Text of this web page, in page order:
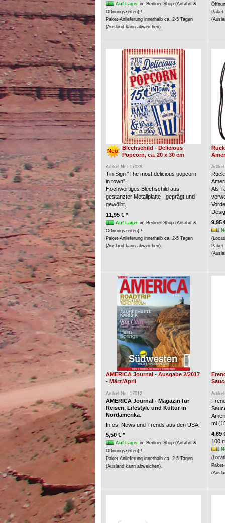
Auf Lagerim Berliner Shop (Anfahrt &
Öffnungszeiten) /
Paket-Anlieferung innerhalb ca. 2-5 Tagen
(Ausland kann abweichen).
Neu
Blechschild - Delicious
Popcorn, ca. 20 x 30 cm
Artikel-Nr.: 17028
Tin Sign "The most delicious popcorn
in town".
Hochwertiges Blechschild aus
gestanzter Metallplatte - geprägt und
gewölbt.
11,95 € *
Auf Lagerim Berliner Shop (Anfahrt &
Öffnungszeiten) /
Paket-Anlieferung innerhalb ca. 2-5 Tagen
(Ausland kann abweichen).
Als
9,95
AMERICA Journal - Ausgabe 2/2017
- März/April
Artikel-Nr.: 17012
AMERICA Journal - Magazin für
Reisen, Lifestyle und Kultur in
Nordamerika.
Infos, News und Trends aus den USA.
5,50 € *
Auf Lagerim Berliner Shop (Anfahrt &
Öffnungszeiten) /
Paket-Anlieferung innerhalb ca. 2-5 Tagen
(Ausland kann abweichen).
ml
4,69
100